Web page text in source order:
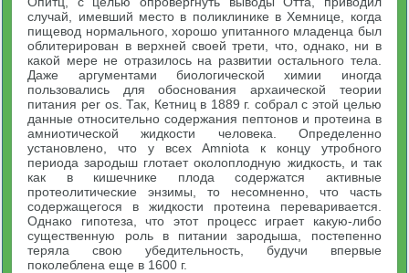
случай, имевший место в поликлинике в Хемнице, когда
пищевод нормального, хорошо упитанного младенца был
облитерирован в верхней своей трети, что, однако, ни в
какой мере не отразилось на развитии остального тела.
Даже аргументами биологической химии иногда
пользовались для обоснования архаической теории
питания per os. Так, Кетниц в 1889 г. собрал с этой целью
данные относительно содержания пептонов и протеина в
амниотической жидкости человека. Определенно
установлено, что у всех Amniota к концу утробного
периода зародыш глотает околоплодную жидкость, и так
как в кишечнике плода содержатся активные
протеолитические энзимы, то несомненно, что часть
содержащегося в жидкости протеина переваривается.
Однако гипотеза, что этот процесс играет какую-либо
существенную роль в питании зародыша, постепенно
теряла свою убедительность, будучи впервые
поколеблена еще в 1600 г.